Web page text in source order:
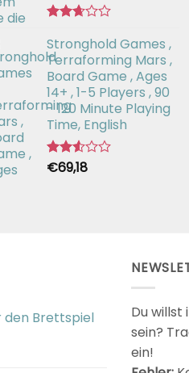
mit
2.64
von 5
Stronghold Games ,
Terraforming Mars ,
Board Game , Ages
14+ , 1-5 Players , 90
- 120 Minute Playing
Time, English
Bewertet
€69,18
den Brettspiel
Du willst
sein?
ein!